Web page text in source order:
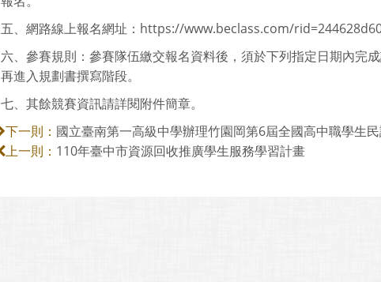
五、網路線上報名網址：https://www.beclass.com/
六、參賽規則：參賽隊伍繳交報名資料後，須於下列指定日期內完
再進入規劃書撰寫階段。
七、其餘競賽資訊請詳閱附件簡章。
下一則： 國立臺南第一高級中學辦理竹園岡第6屆全國高中職學生
上一則： 110年臺中市資源回收推廣學生服務學習計畫